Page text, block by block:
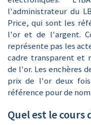
l'administrateur du
Price, qui sont les
l'or et de l'argent.
représente pas les
cadre transparent et
de l'or. Les enchères
prix de l'or deux
référence pour de
Quel est le cours